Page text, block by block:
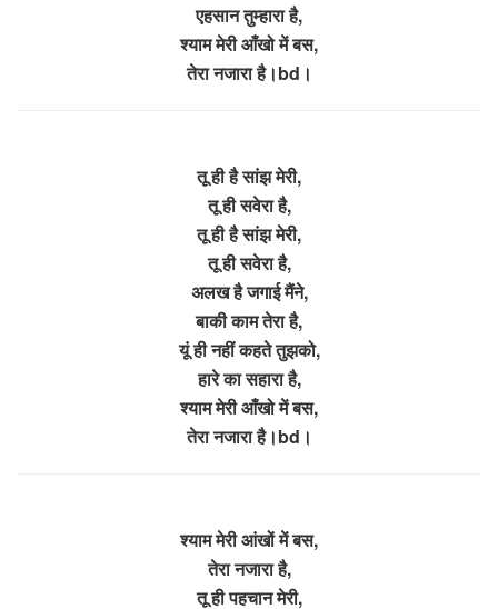
एहसान तुम्हारा है,
श्याम मेरी आँखो में बस,
तेरा नजारा है।bd।
तू ही है सांझ मेरी,
तू ही सवेरा है,
तू ही है सांझ मेरी,
तू ही सवेरा है,
अलख है जगाई मैंने,
बाकी काम तेरा है,
यूं ही नहीं कहते तुझको,
हारे का सहारा है,
श्याम मेरी आँखो में बस,
तेरा नजारा है।bd।
श्याम मेरी आंखों में बस,
तेरा नजारा है,
तू ही पहचान मेरी,